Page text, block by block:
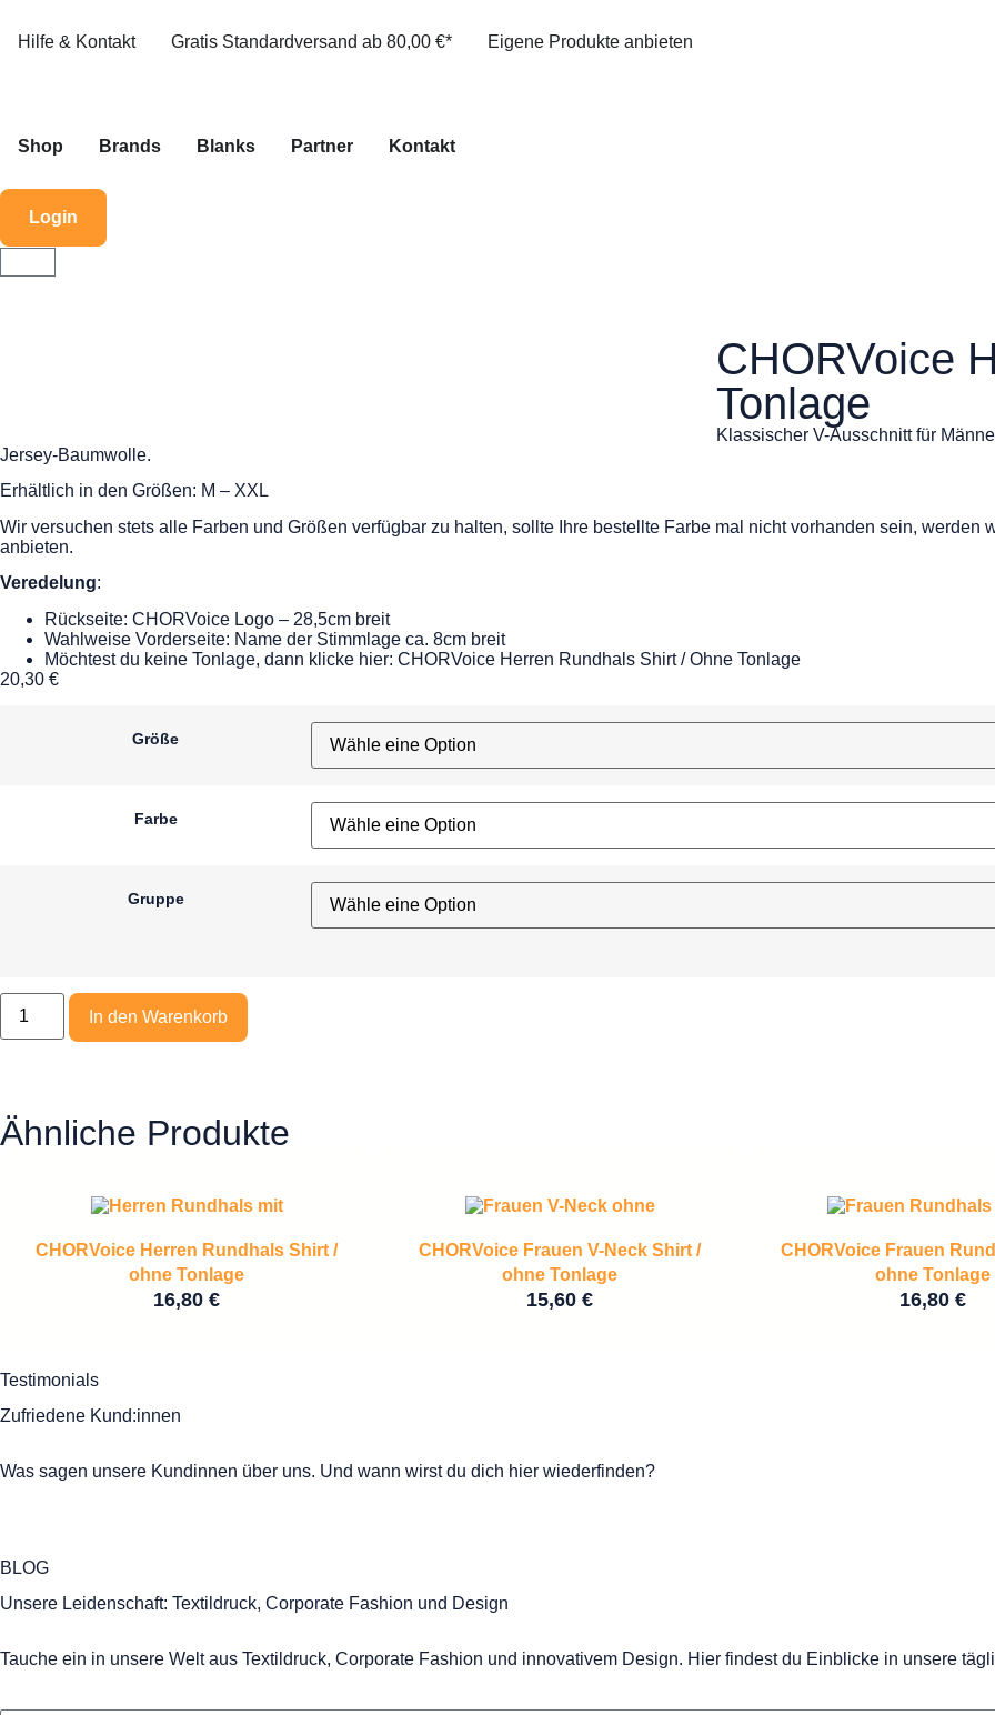
Hilfe & Kontakt Gratis Standardversand ab 80,00 €* Eigene Produkte anbieten
Shop Brands Blanks Partner Kontakt
Login
CHORVoice
Tonlage
Klassischer V-Ausschnitt für
Jersey-Baumwolle.
Erhältlich in den Größen: M – XXL
Wir versuchen stets alle Farben und Größen verfügbar zu halten, sollte Ihre bestellte Farbe mal nicht vorhanden sein,
anbieten.
Veredelung:
Rückseite: CHORVoice Logo – 28,5cm breit
Wahlweise Vorderseite: Name der Stimmlage ca. 8cm breit
Möchtest du keine Tonlage, dann klicke hier: CHORVoice Herren Rundhals Shirt / Ohne Tonlage
20,30 €
Größe
Farbe
Gruppe
In den Warenkorb
Ähnliche Produkte
CHORVoice Herren Rundhals Shirt /
ohne Tonlage
16,80 €
CHORVoice Frauen V-Neck Shirt /
ohne Tonlage
15,60 €
CHORVoice Frauen
ohne Tonlage
16,80 €
Testimonials
Zufriedene Kund:innen
Was sagen unsere Kundinnen über uns. Und wann wirst du dich hier wiederfinden?
BLOG
Unsere Leidenschaft: Textildruck, Corporate Fashion und Design
Tauche ein in unsere Welt aus Textildruck, Corporate Fashion und innovativem Design. Hier findest du Einblicke in unsere